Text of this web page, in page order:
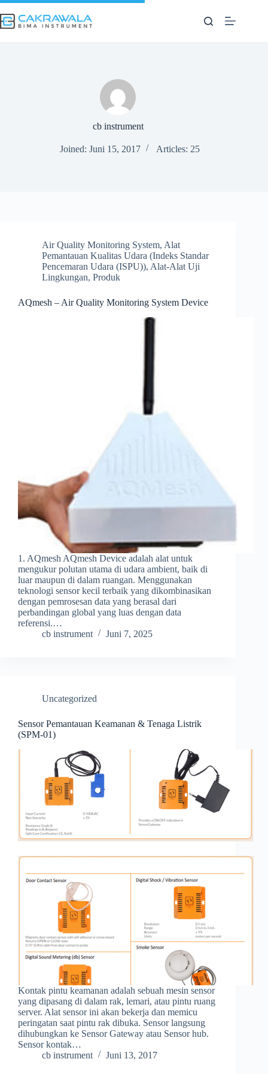
Skip
to
content
cb instrument
Joined: Juni 15, 2017 Articles: 25
Air Quality Monitoring System, Alat
Pemantauan Kualitas Udara (Indeks Standar
Pencemaran Udara (ISPU)), Alat-Alat Uji
Lingkungan, Produk
AQmesh – Air Quality Monitoring System Device
1. AQmesh AQmesh Device adalah alat untuk
mengukur polutan utama di udara ambient, baik di
luar maupun di dalam ruangan. Menggunakan
teknologi sensor kecil terbaik yang dikombinasikan
dengan pemrosesan data yang berasal dari
perbandingan global yang luas dengan data
referensi.…
cb instrument
Juni 7, 2025
Uncategorized
Sensor Pemantauan Keamanan & Tenaga Listrik
(SPM-01)
Kontak pintu keamanan adalah sebuah mesin sensor
yang dipasang di dalam rak, lemari, atau pintu ruang
server. Alat sensor ini akan bekerja dan memicu
peringatan saat pintu rak dibuka. Sensor langsung
dihubungkan ke Sensor Gateway atau Sensor hub.
Sensor kontak…
cb instrument
Juni 13, 2017